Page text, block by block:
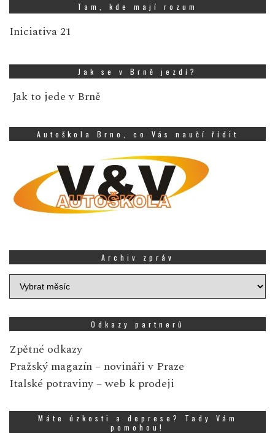
Tam, kde mají rozum
Iniciativa 21
Jak se v Brně jezdí?
Jak to jede v Brně
Autoškola Brno, co Vás naučí řídit
Archiv zpráv
Archiv
zpráv
Odkazy partnerů
Zpětné odkazy
Pražský magazín – novináři v Praze
Italské potraviny – web k prodeji
Máte úzkosti a deprese? Tady Vám
pomohou!